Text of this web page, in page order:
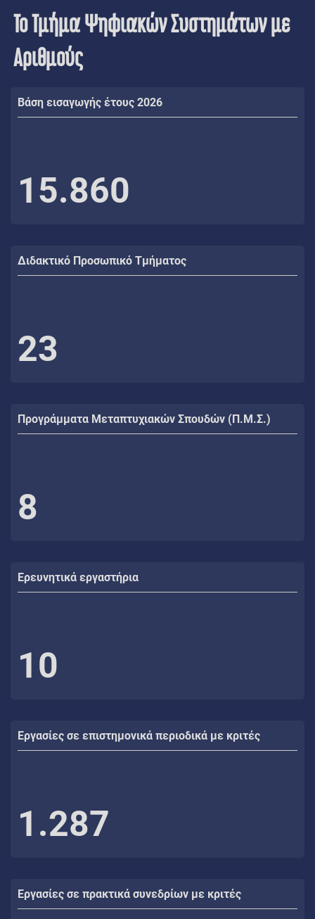
Το Τμήμα Ψηφιακών Συστημάτων με
Αριθμούς
Βάση εισαγωγής έτους 2026
15.860
Διδακτικό Προσωπικό Τμήματος
23
Προγράμματα Μεταπτυχιακών Σπουδών (Π.Μ.Σ.)
8
Ερευνητικά εργαστήρια
10
Εργασίες σε επιστημονικά περιοδικά με κριτές
1.287
Εργασίες σε πρακτικά συνεδρίων με κριτές